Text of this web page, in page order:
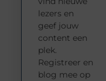
lezers en
geef jouw
content een
plek.
Registreer en
blog mee op